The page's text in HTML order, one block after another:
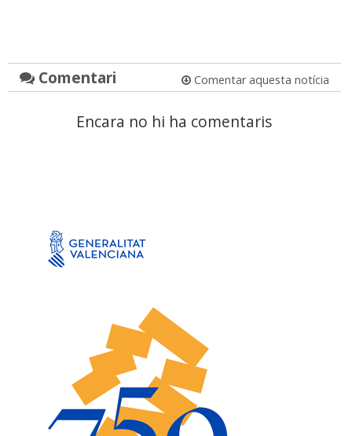
Comentari Comentar aquesta notícia
Encara no hi ha comentaris